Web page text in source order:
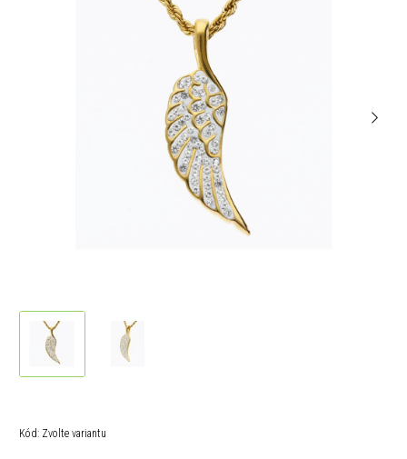
Kód: Zvolte variantu